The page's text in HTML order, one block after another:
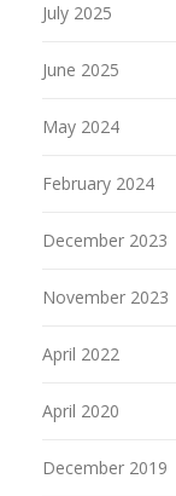
July 2025
June 2025
May 2024
February 2024
December 2023
November 2023
April 2022
April 2020
December 2019